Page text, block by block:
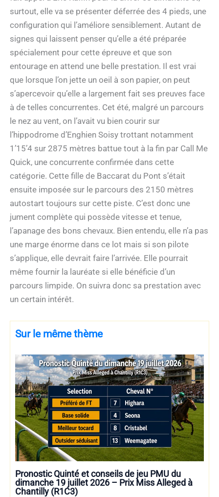
surtout, elle va se présenter déferrée des 4 pieds, une
configuration qui l’améliore sensiblement. Autant de
signes qui laissent penser qu’elle a été préparée
spécialement pour cette épreuve et que son
entourage en attend une belle prestation. Il est vrai
que lorsque l’on jette un oeil à son papier, on peut
s’apercevoir qu’elle a largement fait ses preuves face
à de telles concurrentes. Cet été, malgré un parcours
le nez au vent, on l’avait vu bien courir sur
l’hippodrome d’Enghien Soisy trottant notamment
1’15’4 sur 2875 mètres battue tout à la fin par Call Me
Quick, une concurrente confirmée dans cette
catégorie. Cette fille de Baccarat du Pont s’était
ensuite imposée sur le parcours des 2150 mètres
autostart toujours sur cette piste. C’est donc une
jument complète qui possède vitesse et tenue,
l’apanage des bons chevaux. Bien entendu, elle n’a pas
une marge énorme dans ce lot mais si son pilote
s’applique, elle devrait faire l’arrivée. Elle pourrait
même fournir la lauréate si elle bénéficie d’un
parcours limpide. On suivra donc sa prestation avec
un certain intérêt.
Sur le même thème
Pronostic Quinté et conseils de jeu PMU du
dimanche 19 juillet 2026 – Prix Miss Alleged à
Chantilly (R1C3)